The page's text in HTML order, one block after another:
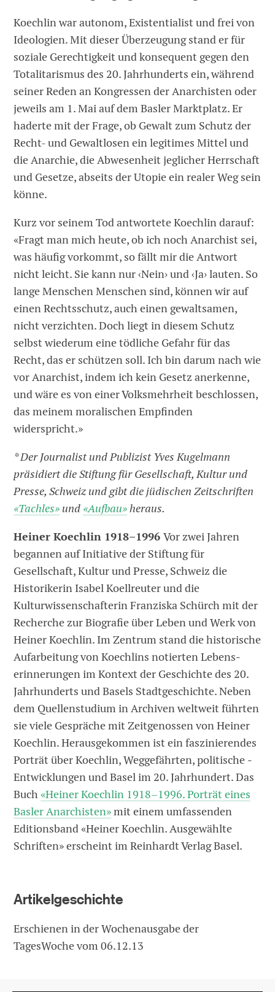
Koechlin war autonom, Existentialist und frei von
Ideologien. Mit dieser Überzeugung stand er für
soziale Gerechtigkeit und konsequent gegen den
Totalitarismus des 20. Jahrhunderts ein, während
seiner Reden an Kongressen der Anarchisten oder
jeweils am 1. Mai auf dem Basler Marktplatz. Er
haderte mit der Frage, ob Gewalt zum Schutz der
Recht- und Gewalt­losen ein legitimes Mittel und
die Anarchie, die Abwesenheit jeglicher Herrschaft
und Gesetze, abseits der Utopie ein realer Weg sein
könne.
Kurz vor seinem Tod antwortete Koechlin darauf:
«Fragt man mich heute, ob ich noch Anarchist sei,
was häufig vorkommt, so fällt mir die Antwort
nicht leicht. Sie kann nur ‹Nein› und ‹Ja› lauten. So
lange Menschen Menschen sind, können wir auf
einen Rechtsschutz, auch einen gewaltsamen,
nicht verzichten. Doch liegt in diesem Schutz
selbst wiederum eine tödliche Gefahr für das
Recht, das er schützen soll. Ich bin darum nach wie
vor Anarchist, indem ich kein Gesetz anerkenne,
und wäre es von einer Volksmehrheit beschlossen,
das meinem moralischen Empfinden
widerspricht.»
* Der Journalist und Publizist Yves Kugelmann
präsidiert die Stiftung für Gesellschaft, Kultur und
Presse, Schweiz und gibt die jüdischen Zeitschriften
«Tachles» und «Aufbau»heraus.
Heiner Koechlin 1918–1996Vor zwei Jahren
begannen auf Initiative der Stiftung für
Gesellschaft, Kultur und Presse, Schweiz die
Historikerin Isabel Koellreuter und die
Kulturwissenschafterin Franziska Schürch mit der
Recherche zur Biografie über Leben und Werk von
Heiner Koechlin. Im Zentrum stand die historische
Auf­arbeitung von Koechlins notierten Lebens­
erinnerungen im Kontext der Geschichte des 20.
Jahrhunderts und Basels Stadt­geschichte. Neben
dem Quellenstudium in Archiven ­weltweit führten
sie viele Gespräche mit ­Zeitgenossen von Heiner
Koechlin. Herausgekommen ist ein faszinierendes
Porträt über Koechlin, Weggefährten, politische ­
Ent­wicklungen und Basel im 20. Jahrhundert. Das
Buch«Heiner Koechlin 1918–1996. ­Porträt ­eines
Basler Anarchisten»mit einem umfassenden
Editionsband «Heiner Koechlin. Ausgewählte
Schriften» erscheint im Reinhardt Verlag Basel.
Artikelgeschichte
Erschienen in der Wochenausgabe der
TagesWoche vom 06.12.13